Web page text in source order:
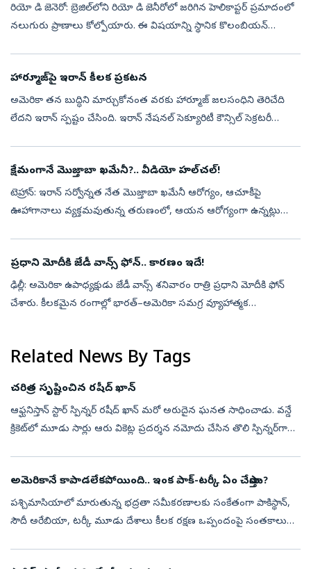
రియో డి జెనెరో: బ్రెజిల్‌లోని రియో డి జెనీరోలో జరిగిన హెలికాప్టర్ ప్రమాదంలో
నలుగురు ప్రాణాలు కోల్పోయారు. ఈ విషయాన్ని స్థానిక కొలంబియన్
హార్మూజ్‌పై ఇరాన్‌ కీలక ప్రకటన
అమెరికా తన బుద్ధిని మార్చుకోనంత వరకు హార్మూజ్‌ జలసంధిని తెరిచేది
లేదని ఇరాన్‌ స్పష్టం చేసింది. ఇరాన్‌ నేషనల్‌ సెక్యూరిటీ కౌన్సిల్‌ సెక్రటరీ
క్షేమంగానే మొజ్తాబా ఖమేనీ?.. వీడియో హల్‌చల్‌!
టెహ్రాన్‌: ఇరాన్ సర్వోన్నత నేత మొజ్తాబా ఖమేనీ ఆరోగ్యం, ఆచూకీపై
ఊహాగానాలు వ్యక్తమవుతున్న తరుణంలో, ఆయన ఆరోగ్యంగా ఉన్నట్లు
ప్రధాని మోదీకి జేడీ వాన్స్‌ ఫోన్‌.. కారణం​ ఇదే!
ఢిల్లీ: అమెరికా ఉపాధ్యక్షుడు జేడీ వాన్స్‌ శనివారం రాత్రి ప్రధాని మోదీకి ఫోన్‌
చేశారు. కీలకమైన రంగాల్లో భారత్‌–అమెరికా సమగ్ర వ్యూహాత్మక
Related News By Tags
చరిత్ర సృష్టించిన రషీద్‌ ఖాన్‌
ఆఫ్ఘనిస్తాన్‌ స్టార్‌ స్పిన్నర్‌ రషీద్‌ ఖాన్‌ మరో అరుదైన ఘనత సాధించాడు. వన్డే
క్రికెట్‌లో మూడు సార్లు ఆరు వికెట్ల ప్రదర్శన నమోదు చేసిన తొలి స్పిన్నర్‌గా
అమెరికానే కాపాడలేకపోయింది.. ఇంక పాక్‌-టర్కీ ఏం చేస్తాయి?
పశ్చిమాసియాలో మారుతున్న భద్రతా సమీకరణాలకు సంకేతంగా పాకిస్థాన్‌,
సౌదీ అరేబియా, టర్కీ మూడు దేశాలు కీలక రక్షణ ఒప్పందంపై సంతకాలు